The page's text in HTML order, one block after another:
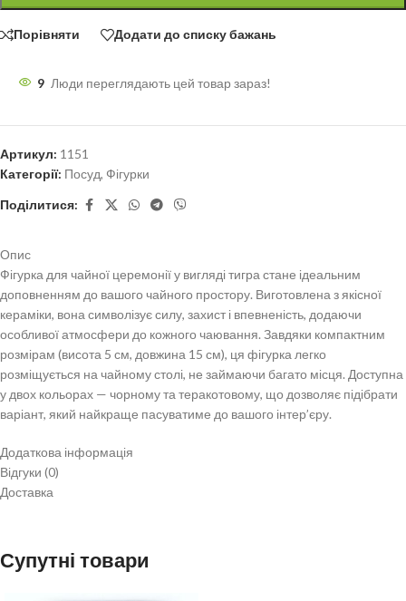
Порівняти Додати до списку бажань
9 Люди переглядають цей товар зараз!
Артикул: 1151
Категорії: Посуд, Фігурки
Поділитися:
Опис
Фігурка для чайної церемонії у вигляді тигра стане ідеальним
доповненням до вашого чайного простору. Виготовлена з якісної
кераміки, вона символізує силу, захист і впевненість, додаючи
особливої атмосфери до кожного чаювання. Завдяки компактним
розмірам (висота 5 см, довжина 15 см), ця фігурка легко
розміщується на чайному столі, не займаючи багато місця. Доступна
у двох кольорах — чорному та теракотовому, що дозволяє підібрати
варіант, який найкраще пасуватиме до вашого інтер’єру.
Додаткова інформація
Відгуки (0)
Доставка
Супутні товари